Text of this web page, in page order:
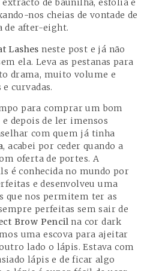
de baunilha, esfolia e
nos cheias de vontade de
de after-eight.
Lashes neste post e já não
ela. Leva as pestanas para
drama, muito volume e
curvadas.
para comprar um bom
depois de ler imensos
com quem já tinha
, acabei por ceder quando a
oferta de portes. A
é conhecida no mundo por
e desenvolveu uma
que nos permitem ter as
perfeitas sem sair de
Brow Pencil na cor dark
uma escova para ajeitar
lado o lápis. Estava com
lápis e de ficar algo